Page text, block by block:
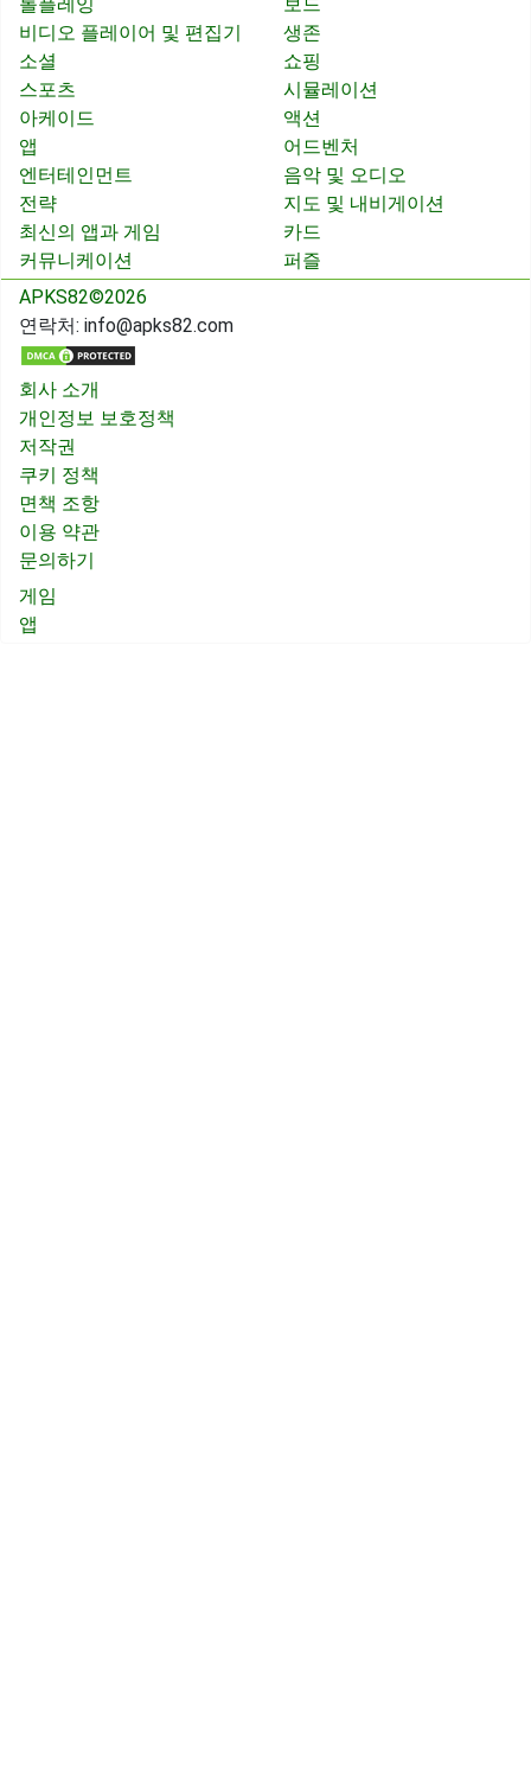
비디오 플레이어 및 편집기
생존
소셜
쇼핑
스포츠
시뮬레이션
아케이드
액션
앱
어드벤처
엔터테인먼트
음악 및 오디오
전략
지도 및 내비게이션
최신의 앱과 게임
카드
커뮤니케이션
퍼즐
APKS82©2026
연락처: info@apks82.com
회사 소개
개인정보 보호정책
저작권
쿠키 정책
면책 조항
이용 약관
문의하기
게임
앱